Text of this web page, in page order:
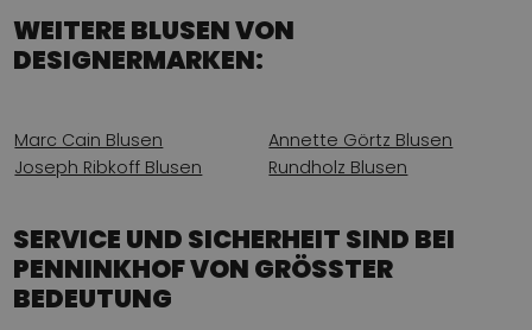
WEITERE BLUSEN VON
DESIGNERMARKEN:
Marc Cain Blusen
Annette Görtz Blusen
Joseph Ribkoff Blusen
Rundholz Blusen
SERVICE UND SICHERHEIT SIND BEI
PENNINKHOF VON GRÖSSTER
BEDEUTUNG